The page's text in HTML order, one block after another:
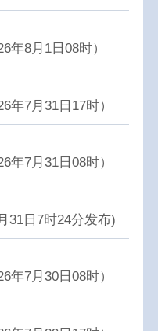
年8月1日08时）
年7月31日17时）
年7月31日08时）
31日7时24分发布)
年7月30日08时）